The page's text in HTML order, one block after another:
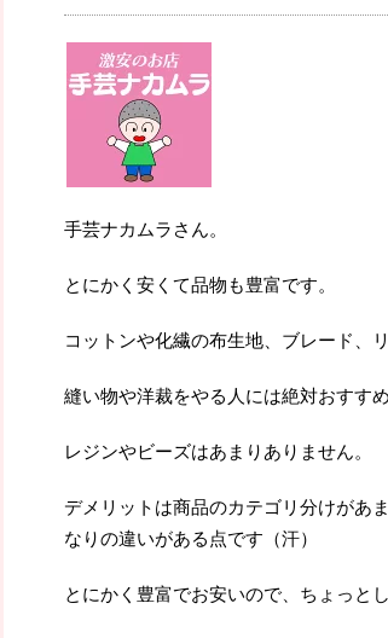
手芸ナカムラさん。
とにかく安くて品物も豊富です。
コットンや化繊の布生地、ブレード、
縫い物や洋裁をやる人には絶対おすすめ
レジンやビーズはあまりありません。
デメリットは商品のカテゴリ分けがあ
なりの違いがある点です（汗）
とにかく豊富でお安いので、ちょっと